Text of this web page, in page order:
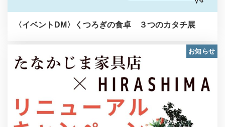
〈イベントDM〉くつろぎの食卓 ３つのカタチ展
お知らせ